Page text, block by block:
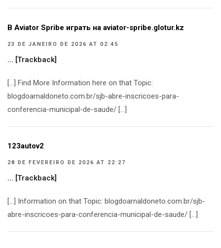
В Aviator Spribe играть на aviator-spribe.glotur.kz
23 DE JANEIRO DE 2026 AT 02:45
… [Trackback]
[…] Find More Information here on that Topic:
blogdoarnaldoneto.com.br/sjb-abre-inscricoes-para-
conferencia-municipal-de-saude/ […]
123autov2
28 DE FEVEREIRO DE 2026 AT 22:27
… [Trackback]
[…] Information on that Topic: blogdoarnaldoneto.com.br/sjb-
abre-inscricoes-para-conferencia-municipal-de-saude/ […]